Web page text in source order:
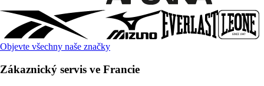
Objevte všechny naše značky
Zákaznický servis ve Francie